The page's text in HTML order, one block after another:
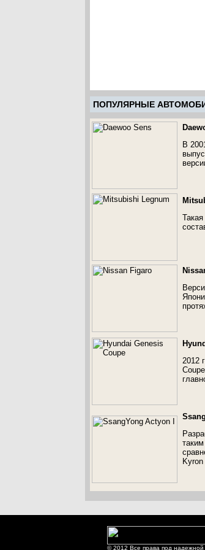
ПОПУЛЯРНЫЕ
В
2012
© 2012 Все права под надежной